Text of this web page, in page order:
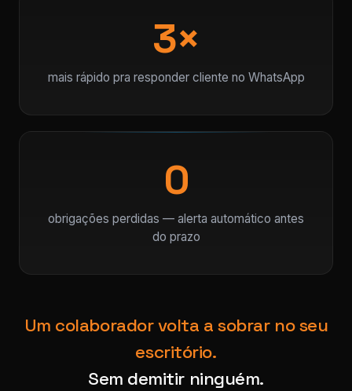
3×
mais rápido pra responder cliente no WhatsApp
0
obrigações perdidas — alerta automático antes
do prazo
Um colaborador volta a sobrar no seu
escritório.
Sem demitir ninguém.